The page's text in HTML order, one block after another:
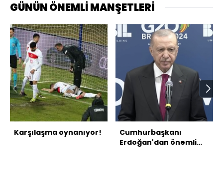
GÜNÜN ÖNEMLİ MANŞETLERİ
Karşılaşma oynanıyor!
Cumhurbaşkanı
Erdoğan'dan önemli